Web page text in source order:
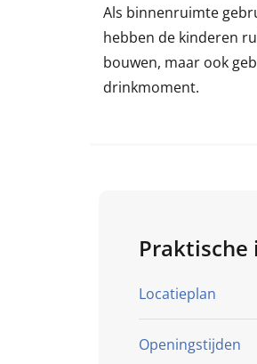
Als binnenruimte
hebben de kinderen
bouwen, maar ook
drinkmoment.
Locatieplan
Openingstijden